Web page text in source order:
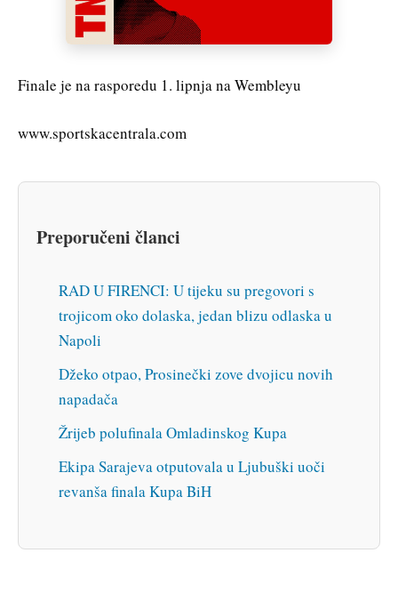
Finale je na rasporedu 1. lipnja na Wembleyu
www.sportskacentrala.com
Preporučeni članci
RAD U FIRENCI: U tijeku su pregovori s
trojicom oko dolaska, jedan blizu odlaska u
Napoli
Džeko otpao, Prosinečki zove dvojicu novih
napadača
Žrijeb polufinala Omladinskog Kupa
Ekipa Sarajeva otputovala u Ljubuški uoči
revanša finala Kupa BiH